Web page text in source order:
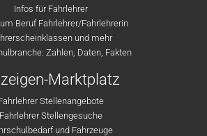
Infos für Fahrlehrer
Beruf Fahrlehrer/Fahrlehrerin
und mehr
Zahlen, Daten, Fakten
Marktplatz
Stellenangebote
Fahrlehrer Stellengesuche
und Fahrzeuge